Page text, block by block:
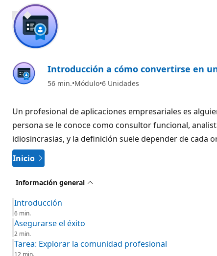
700 XP
Introducción a cómo convertirse en
56 min. Módulo 6 Unidades
Un profesional de aplicaciones empresariales es
persona se le conoce como consultor funcional,
idiosincrasias, y la definición suele depender de cada
Inicio
Información general
Introducción
6 min.
Asegurarse el éxito
2 min.
Tarea: Explorar la comunidad profesional
12 min.